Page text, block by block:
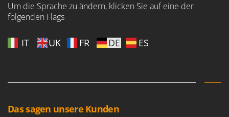
Um die Sprache zu ändern, klicken Sie auf eine der
folgenden Flags
IT UK FR DE ES
Das sagen unsere Kunden